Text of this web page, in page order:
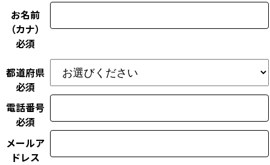
お名前
（カナ）
必須
都道府県
必須
電話番号
必須
メールア
ドレス